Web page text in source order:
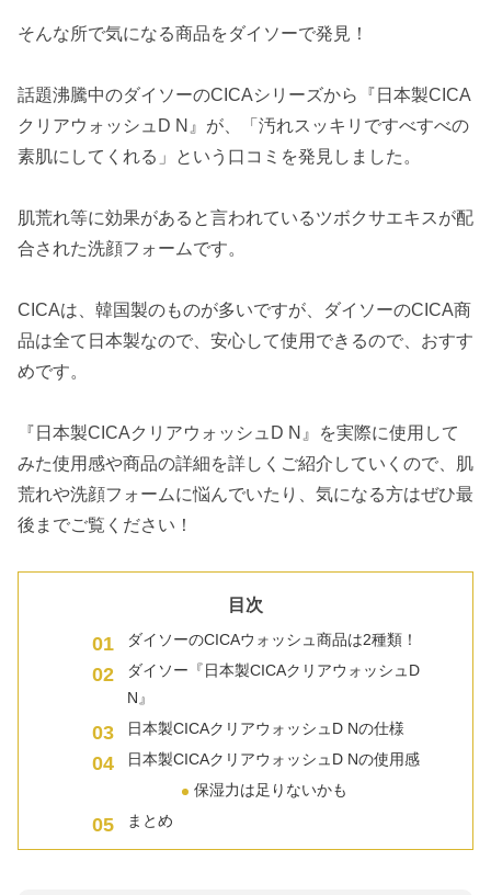
そんな所で気になる商品をダイソーで発見！
話題沸騰中のダイソーのCICAシリーズから『日本製CICA
クリアウォッシュD N』が、「汚れスッキリですべすべの
素肌にしてくれる」という口コミを発見しました。
肌荒れ等に効果があると言われているツボクサエキスが配
合された洗顔フォームです。
CICAは、韓国製のものが多いですが、ダイソーのCICA商
品は全て日本製なので、安心して使用できるので、おすす
めです。
『日本製CICAクリアウォッシュD N』を実際に使用して
みた使用感や商品の詳細を詳しくご紹介していくので、肌
荒れや洗顔フォームに悩んでいたり、気になる方はぜひ最
後までご覧ください！
目次
ダイソーのCICAウォッシュ商品は2種類！
ダイソー『日本製CICAクリアウォッシュD
N』
日本製CICAクリアウォッシュD Nの仕様
日本製CICAクリアウォッシュD Nの使用感
保湿力は足りないかも
まとめ